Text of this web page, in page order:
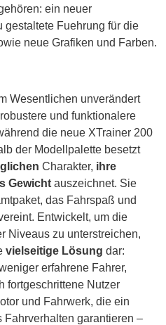
ein neuer
gestaltete Fuehrung für die
neue Grafiken und Farben.
Wesentlichen unverändert
und funktionalere
die neue XTrainer 200
der Modellpalette besetzt
Charakter, ihre
Gewicht auszeichnet. Sie
das Fahrspaß und
Entwickelt, um die
Niveaus zu unterstreichen,
vielseitige Lösung dar:
erfahrene Fahrer,
fortgeschrittene Nutzer
und Fahrwerk, die ein
Fahrverhalten garantieren –